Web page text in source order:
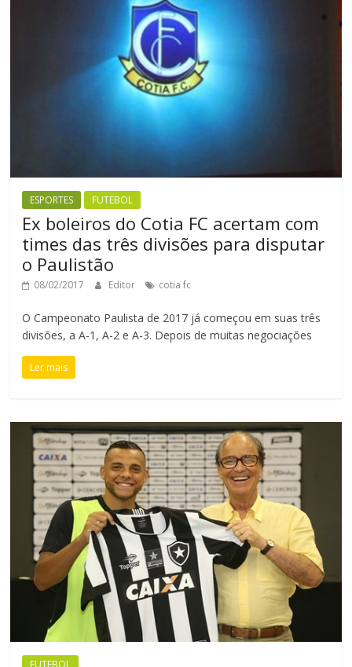
ESPORTES FUTEBOL
Ex boleiros do Cotia FC acertam com
times das três divisões para disputar
o Paulistão
08/02/2017 Editor cotia fc
O Campeonato Paulista de 2017 já começou em suas três
divisões, a A-1, A-2 e A-3. Depois de muitas negociações
Ler mais